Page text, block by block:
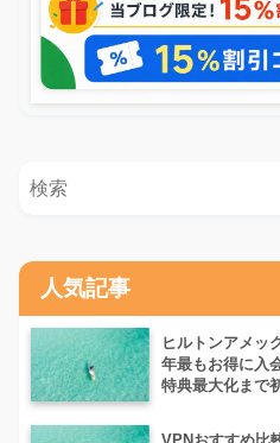
人気記事
ヒルトンアメッ
年最もお得に入
特典最大化まで